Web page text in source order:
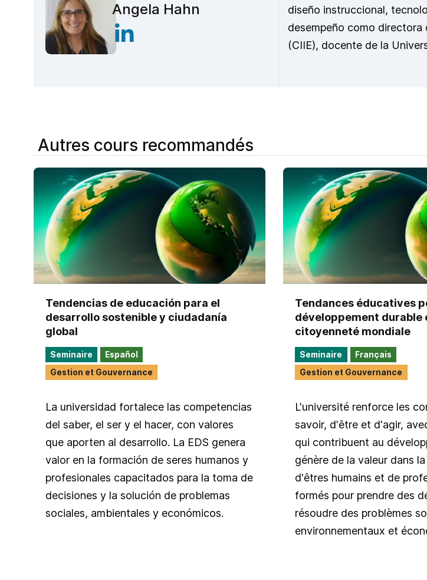
Angela Hahn
diseño instruccional,
desempeño como
(CIIE), docente de la
Autres cours recommandés
Tendencias de educación para el
desarrollo sostenible y ciudadanía
global
Seminaire
Español
Gestion et Gouvernance
La universidad fortalece las competencias
del saber, el ser y el hacer, con valores
que aporten al desarrollo. La EDS genera
valor en la formación de seres humanos y
profesionales capacitados para la toma de
decisiones y la solución de problemas
sociales, ambientales y económicos.
Tendances éducatives
développement durable
citoyenneté mondiale
Seminaire
Français
Gestion et Gouvernance
L'université renforce les
savoir, d'être et d'agir,
qui contribuent au
génère de la valeur dans
d'êtres humains et de
formés pour prendre des
résoudre des problèmes
environnementaux et